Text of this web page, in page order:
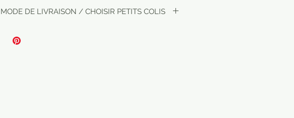
MODE DE LIVRAISON / CHOISIR PETITS COLIS